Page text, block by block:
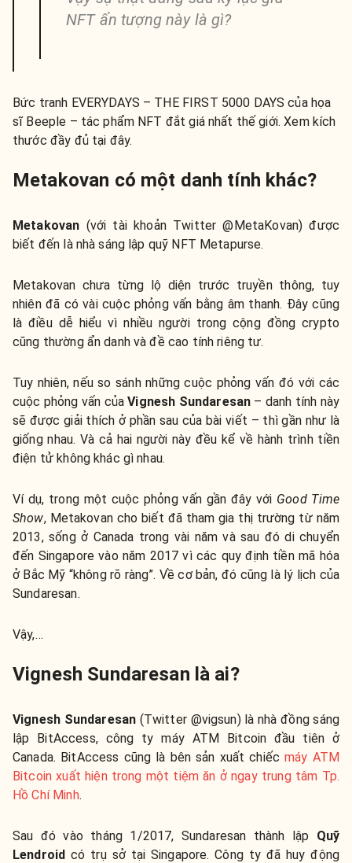
NFT ấn tượng này là gì?
Bức tranh EVERYDAYS – THE FIRST 5000 DAYS của họa
sĩ Beeple – tác phẩm NFT đắt giá nhất thế giới. Xem kích
thước đầy đủ tại đây.
Metakovan có một danh tính khác?
Metakovan (với tài khoản Twitter @MetaKovan) được
biết đến là nhà sáng lập quỹ NFT Metapurse.
Metakovan chưa từng lộ diện trước truyền thông, tuy
nhiên đã có vài cuộc phỏng vấn bằng âm thanh. Đây cũng
là điều dễ hiểu vì nhiều người trong cộng đồng crypto
cũng thường ẩn danh và đề cao tính riêng tư.
Tuy nhiên, nếu so sánh những cuộc phỏng vấn đó với các
cuộc phỏng vấn củaVignesh Sundaresan – danh tính này
sẽ được giải thích ở phần sau của bài viết – thì gần như là
giống nhau. Và cả hai người này đều kể về hành trình tiền
điện tử không khác gì nhau.
Ví dụ, trong một cuộc phỏng vấn gần đây với Good Time
Show, Metakovan cho biết đã tham gia thị trường từ năm
2013, sống ở Canada trong vài năm và sau đó di chuyển
đến Singapore vào năm 2017 vì các quy định tiền mã hóa
ở Bắc Mỹ “không rõ ràng”. Về cơ bản, đó cũng là lý lịch của
Sundaresan.
Vậy,…
Vignesh Sundaresan là ai?
Vignesh Sundaresan (Twitter @vigsun) là nhà đồng sáng
lập BitAccess, công ty máy ATM Bitcoin đầu tiên ở
Canada. BitAccess cũng là bên sản xuất chiếcmáy ATM
Bitcoin xuất hiện trong một tiệm ăn ở ngay trung tâm Tp.
Hồ Chí Minh.
Sau đó vào tháng 1/2017, Sundaresan thành lập Quỹ
Lendroid có trụ sở tại Singapore. Công ty đã huy động